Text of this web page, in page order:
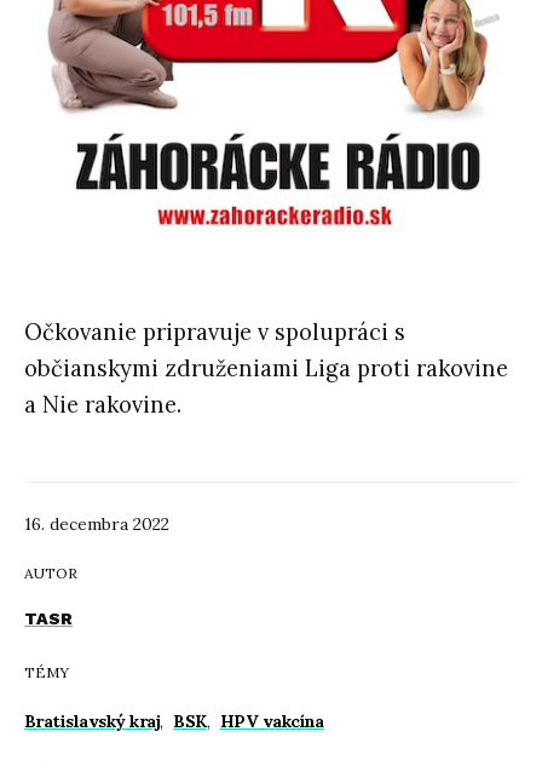
16. decembra 2022
AUTOR
TASR
TÉMY
Bratislavský kraj, BSK, HPV vakcína
Očkovanie pripravuje v spolupráci s
občianskymi združeniami Liga proti rakovine
a Nie rakovine.